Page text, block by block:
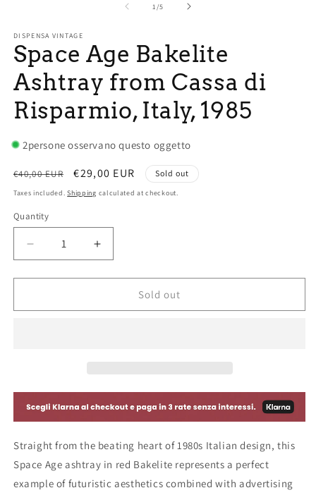
1 /of
5
DISPENSA VINTAGE
Space Age Bakelite
Ashtray from Cassa di
Risparmio, Italy, 1985
2persone osservano questo oggetto
Regular
price
€40,00 EUR
Sale
price
€29,00 EUR Sold out
Taxes included.Shipping calculated at checkout.
Quantity
Decrease
quantity
for
Age
Italy,
Increase
quantity
for
Age
Italy,
Sold out
Straight from the beating heart of 1980s Italian design, this
Space Age ashtray in red Bakelite represents a perfect
example of futuristic aesthetics combined with advertising